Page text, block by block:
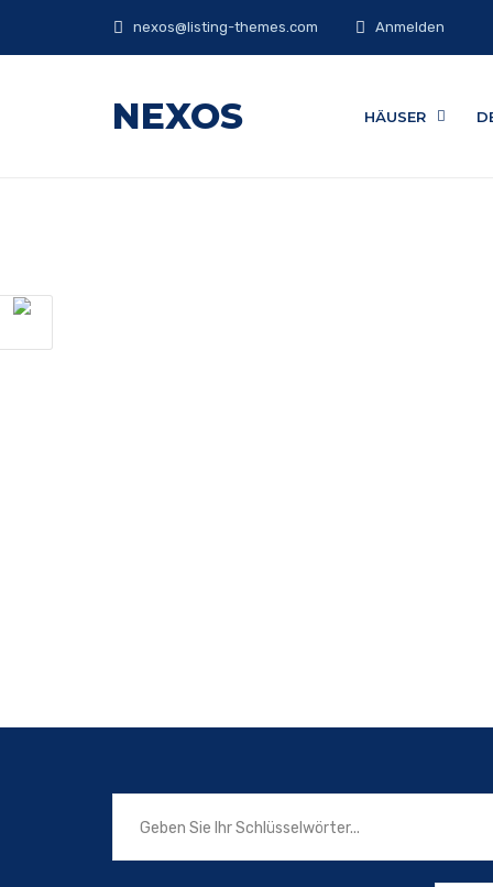
nexos@listing-themes.com Anmelden
NEXOS HÄUSER